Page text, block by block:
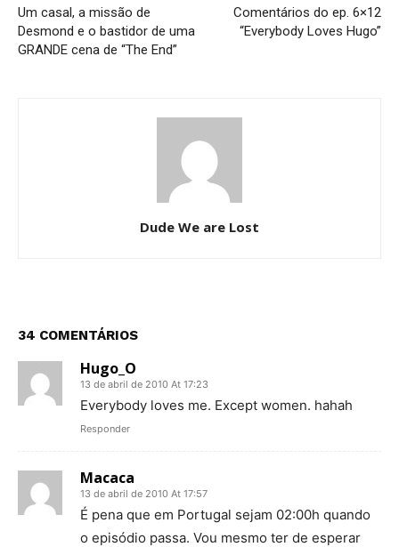
Um casal, a missão de
Desmond e o bastidor de uma
GRANDE cena de “The End”
Comentários do ep. 6×12
“Everybody Loves Hugo”
Dude We are Lost
34 COMENTÁRIOS
Hugo_O
13 de abril de 2010 At 17:23
Everybody loves me. Except women. hahah
Responder
Macaca
13 de abril de 2010 At 17:57
É pena que em Portugal sejam 02:00h quando
o episódio passa. Vou mesmo ter de esperar